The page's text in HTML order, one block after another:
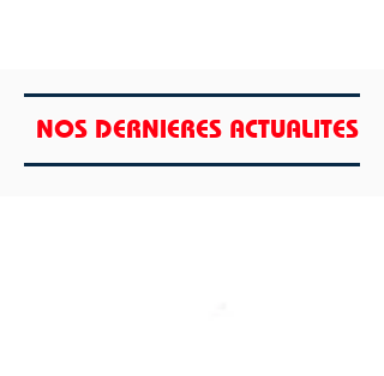
NOS DERNIERES ACTUALITES